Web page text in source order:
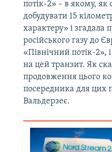
потік-2» – в якому,
добудувати 15
характеру» і
російського газу до
«Північний потік-2»,
на цей транзит. Як
продовження цього
посередника для цих
Вальдерзеє.